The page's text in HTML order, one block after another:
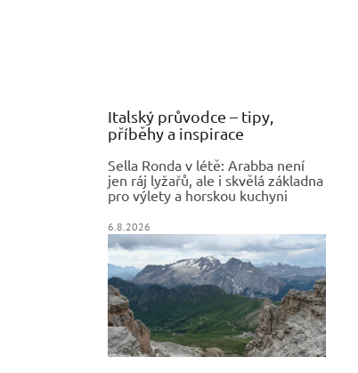
Italský průvodce – tipy,
příběhy a inspirace
Sella Ronda v létě: Arabba není
jen ráj lyžařů, ale i skvělá základna
pro výlety a horskou kuchyni
6.8.2026